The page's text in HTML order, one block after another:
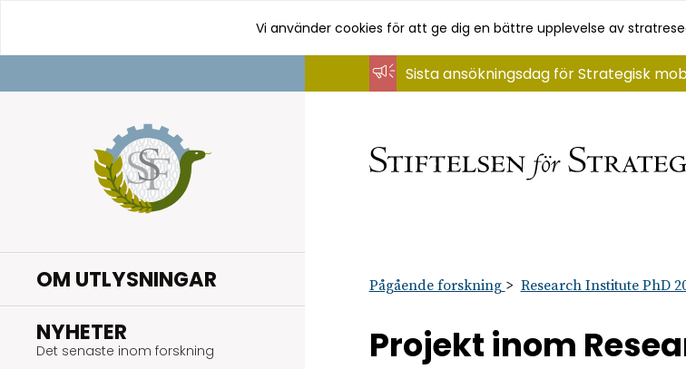
innehåll
Vi använder cookies för att ge dig en bättre upplevelse av
OM UTLYSNINGAR
NYHETER
Det senaste inom forskning
Sista ansökningsdag för Strategisk
Pågående forskning Research Institute PhD
Projekt inom